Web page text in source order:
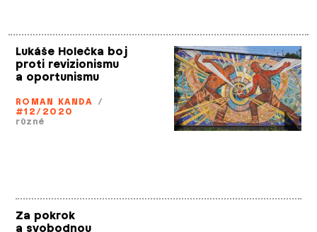
Lukáše Holečka boj
proti revizionismu
a oportunismu
ROMAN KANDA /
#12/2020
různé
Za pokrok
a svobodnou